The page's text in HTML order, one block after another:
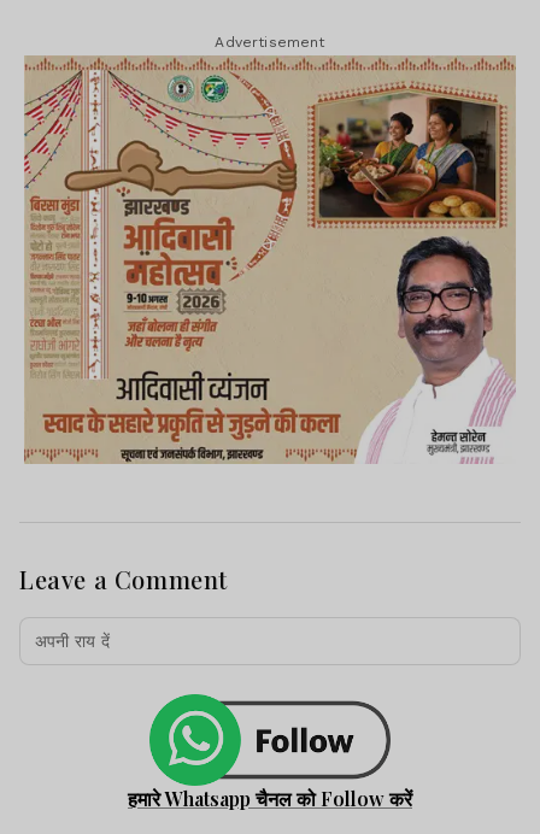
Advertisement
Leave a Comment
हमारे Whatsapp चैनल को Follow करें